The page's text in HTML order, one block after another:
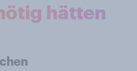
hätten